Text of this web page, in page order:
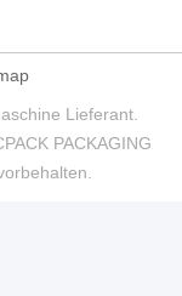
Lieferant.
PACKAGING